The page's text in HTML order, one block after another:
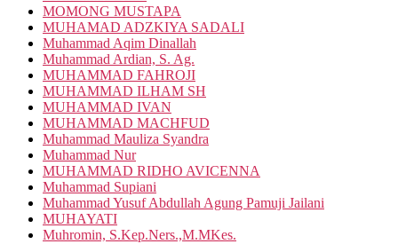
MOMONG MUSTAPA
MUHAMAD ADZKIYA SADALI
Muhammad Aqim Dinallah
Muhammad Ardian, S. Ag.
MUHAMMAD FAHROJI
MUHAMMAD ILHAM SH
MUHAMMAD IVAN
MUHAMMAD MACHFUD
Muhammad Mauliza Syandra
Muhammad Nur
MUHAMMAD RIDHO AVICENNA
Muhammad Supiani
Muhammad Yusuf Abdullah Agung Pamuji Jailani
MUHAYATI
Muhromin, S.Kep.Ners.,M.MKes.